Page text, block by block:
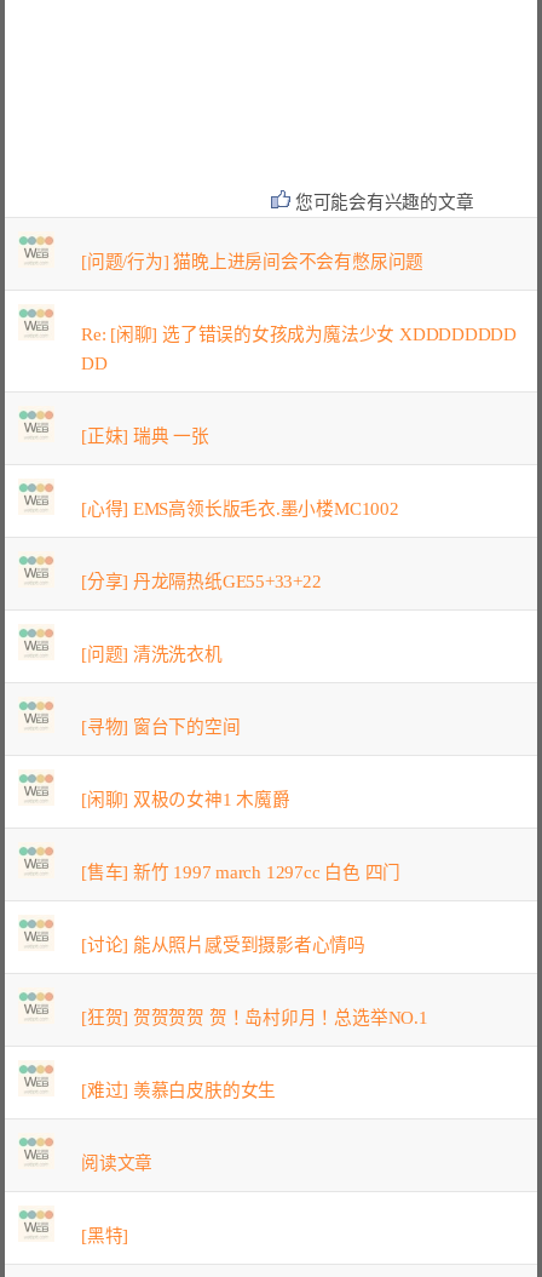
您可能会有兴趣的文章
[问题/行为] 猫晚上进房间会不会有憋尿问题
Re: [闲聊] 选了错误的女孩成为魔法少女 XDDDDDDDD
DD
[正妹] 瑞典 一张
[心得] EMS高领长版毛衣.墨小楼MC1002
[分享] 丹龙隔热纸GE55+33+22
[问题] 清洗洗衣机
[寻物] 窗台下的空间
[闲聊] 双极の女神1 木魔爵
[售车] 新竹 1997 march 1297cc 白色 四门
[讨论] 能从照片感受到摄影者心情吗
[狂贺] 贺贺贺贺 贺！岛村卯月！总选举NO.1
[难过] 羡慕白皮肤的女生
阅读文章
[黑特]